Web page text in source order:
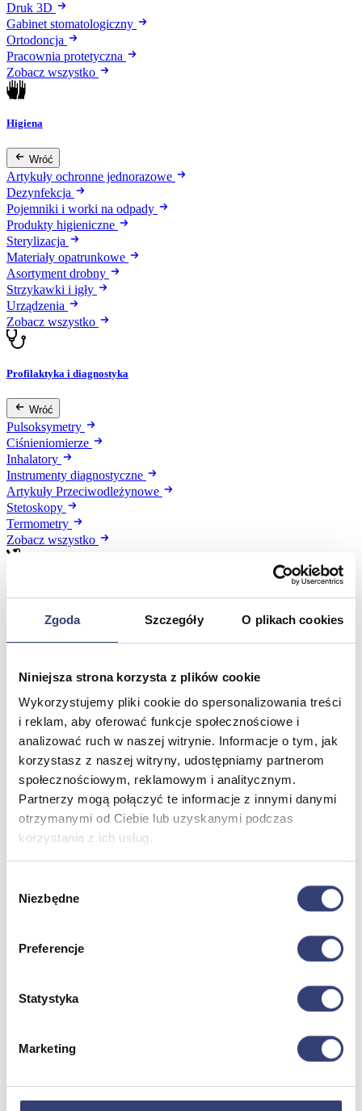
Zgoda Szczegóły O plikach cookies
Niniejsza strona korzysta z plików cookie
Wykorzystujemy pliki cookie do spersonalizowania treści
i reklam, aby oferować funkcje społecznościowe i
analizować ruch w naszej witrynie. Informacje o tym, jak
korzystasz z naszej witryny, udostępniamy partnerom
społecznościowym, reklamowym i analitycznym.
Partnerzy mogą połączyć te informacje z innymi danymi
otrzymanymi od Ciebie lub uzyskanymi podczas
korzystania z ich usług.
zgody
Niezbędne
Preferencje
Statystyka
Marketing
Druk 3D
Gabinet stomatologiczny
Ortodoncja
Pracownia protetyczna
Zobacz wszystko
Higiena
Wróć
Artykuły ochronne jednorazowe
Dezynfekcja
Pojemniki i worki na odpady
Produkty higieniczne
Sterylizacja
Materiały opatrunkowe
Asortyment drobny
Strzykawki i igły
Urządzenia
Zobacz wszystko
Profilaktyka i diagnostyka
Wróć
Pulsoksymetry
Ciśnieniomierze
Inhalatory
Instrumenty diagnostyczne
Artykuły Przeciwodleżynowe
Stetoskopy
Termometry
Zobacz wszystko
Wróć
Kozetki
Taborety i krzesła
Parawany
Fotele
Zobacz wszystko
Spa & Wellness
Wróć
Fotele do masażu
Urządzenia
Zobacz wszystko
Dofinansowania
Dofinansowania